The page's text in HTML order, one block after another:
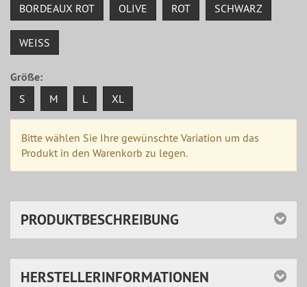
BORDEAUX ROT OLIVE ROT SCHWARZ
WEISS
Größe:
S M L XL
Bitte wählen Sie Ihre gewünschte Variation um das
Produkt in den Warenkorb zu legen.
PRODUKTBESCHREIBUNG
HERSTELLERINFORMATIONEN